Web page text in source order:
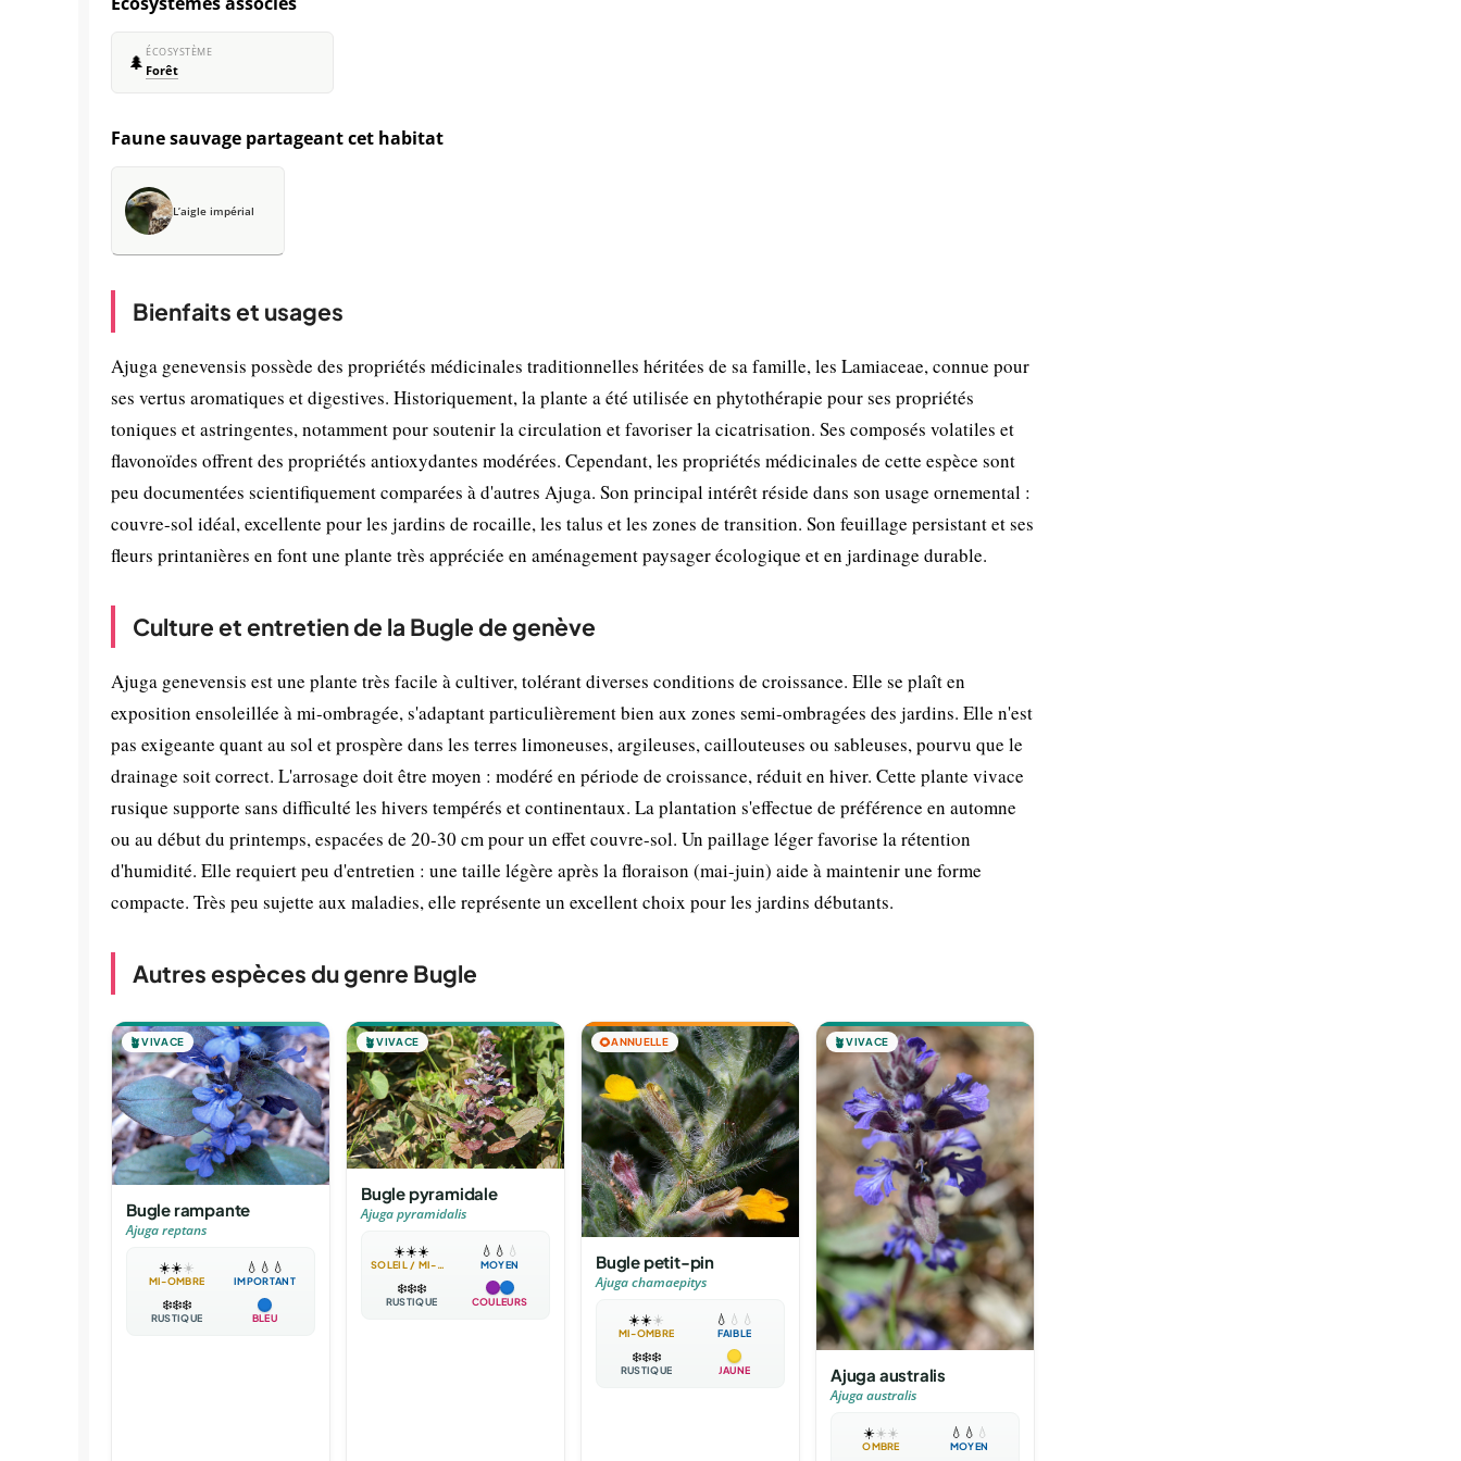
🌲 ÉCOSYSTÈME
Forêt
Faune sauvage partageant cet habitat
L’aigle impérial
Bienfaits et usages
Ajuga genevensis possède des propriétés médicinales traditionnelles héritées de sa famille, les Lamiaceae, connue pour
ses vertus aromatiques et digestives. Historiquement, la plante a été utilisée en phytothérapie pour ses propriétés
toniques et astringentes, notamment pour soutenir la circulation et favoriser la cicatrisation. Ses composés volatiles et
flavonoïdes offrent des propriétés antioxydantes modérées. Cependant, les propriétés médicinales de cette espèce sont
peu documentées scientifiquement comparées à d'autres Ajuga. Son principal intérêt réside dans son usage ornemental :
couvre-sol idéal, excellente pour les jardins de rocaille, les talus et les zones de transition. Son feuillage persistant et ses
fleurs printanières en font une plante très appréciée en aménagement paysager écologique et en jardinage durable.
Culture et entretien de la Bugle de genève
Ajuga genevensis est une plante très facile à cultiver, tolérant diverses conditions de croissance. Elle se plaît en
exposition ensoleillée à mi-ombragée, s'adaptant particulièrement bien aux zones semi-ombragées des jardins. Elle n'est
pas exigeante quant au sol et prospère dans les terres limoneuses, argileuses, caillouteuses ou sableuses, pourvu que le
drainage soit correct. L'arrosage doit être moyen : modéré en période de croissance, réduit en hiver. Cette plante vivace
rusique supporte sans difficulté les hivers tempérés et continentaux. La plantation s'effectue de préférence en automne
ou au début du printemps, espacées de 20-30 cm pour un effet couvre-sol. Un paillage léger favorise la rétention
d'humidité. Elle requiert peu d'entretien : une taille légère après la floraison (mai-juin) aide à maintenir une forme
compacte. Très peu sujette aux maladies, elle représente un excellent choix pour les jardins débutants.
Autres espèces du genre Bugle
🪴VIVACE
Bugle rampante
Ajuga reptans
☀️☀️☀️
MI-OMBRE
💧 💧 💧
IMPORTANT
❄️❄️❄️
RUSTIQUE BLEU
🪴VIVACE
Bugle pyramidale
Ajuga pyramidalis
☀️☀️☀️
SOLEIL / MI-OMBRE
💧 💧 💧
MOYEN
❄️❄️❄️
RUSTIQUE COULEURS
🌻ANNUELLE
Bugle petit-pin
Ajuga chamaepitys
☀️☀️☀️
MI-OMBRE
💧 💧 💧
FAIBLE
❄️❄️❄️
RUSTIQUE JAUNE
🪴VIVACE
Ajuga australis
Ajuga australis
☀️☀️☀️
OMBRE
💧 💧 💧
MOYEN